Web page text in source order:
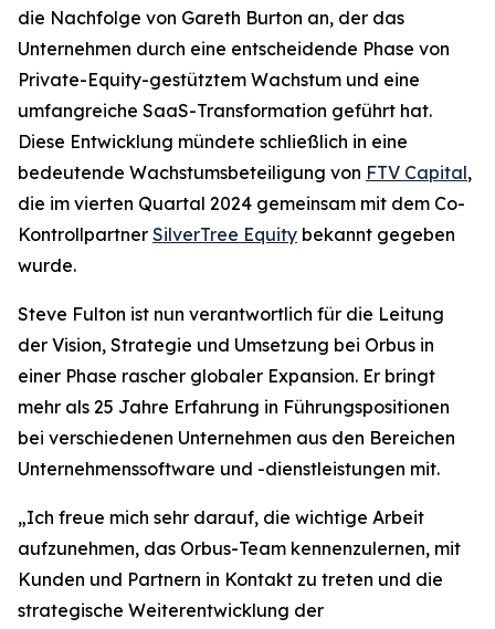
die Nachfolge von Gareth Burton an, der das
Unternehmen durch eine entscheidende Phase von
Private-Equity-gestütztem Wachstum und eine
umfangreiche SaaS-Transformation geführt hat.
Diese Entwicklung mündete schließlich in eine
bedeutende Wachstumsbeteiligung von FTV Capital,
die im vierten Quartal 2024 gemeinsam mit dem Co-
Kontrollpartner SilverTree Equity bekannt gegeben
wurde.
Steve Fulton ist nun verantwortlich für die Leitung
der Vision, Strategie und Umsetzung bei Orbus in
einer Phase rascher globaler Expansion. Er bringt
mehr als 25 Jahre Erfahrung in Führungspositionen
bei verschiedenen Unternehmen aus den Bereichen
Unternehmenssoftware und -dienstleistungen mit.
„Ich freue mich sehr darauf, die wichtige Arbeit
aufzunehmen, das Orbus-Team kennenzulernen, mit
Kunden und Partnern in Kontakt zu treten und die
strategische Weiterentwicklung der